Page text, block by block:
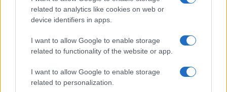
related to analytics like cookies on web or
device identifiers in apps.
I want to allow Google to enable storage
related to functionality of the website or app.
I want to allow Google to enable storage
related to personalization.
Cleopatra Stratan, transformare radicală de
look în noul clip, „Angela“: este...